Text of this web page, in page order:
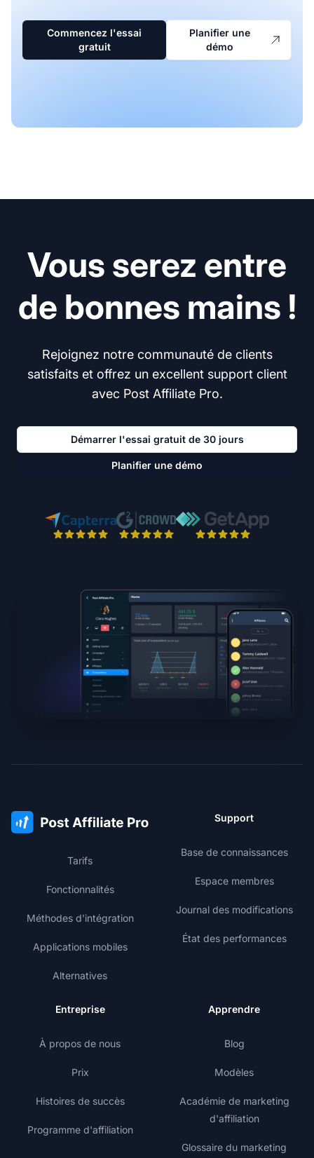
Commencez l'essai
gratuit
Planifier une
démo
Vous serez entre
de bonnes mains !
Rejoignez notre communauté de clients
satisfaits et offrez un excellent support client
avec Post Affiliate Pro.
Démarrer l'essai gratuit de 30 jours
Planifier une démo
Tarifs
Fonctionnalités
Méthodes d'intégration
Applications mobiles
Alternatives
Support
Base de connaissances
Espace membres
Journal des modifications
État des performances
Entreprise
À propos de nous
Prix
Histoires de succès
Programme d'affiliation
Apprendre
Blog
Modèles
Académie de marketing
d'affiliation
Glossaire du marketing